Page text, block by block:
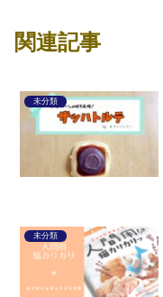
関連記事
未分類
未分類